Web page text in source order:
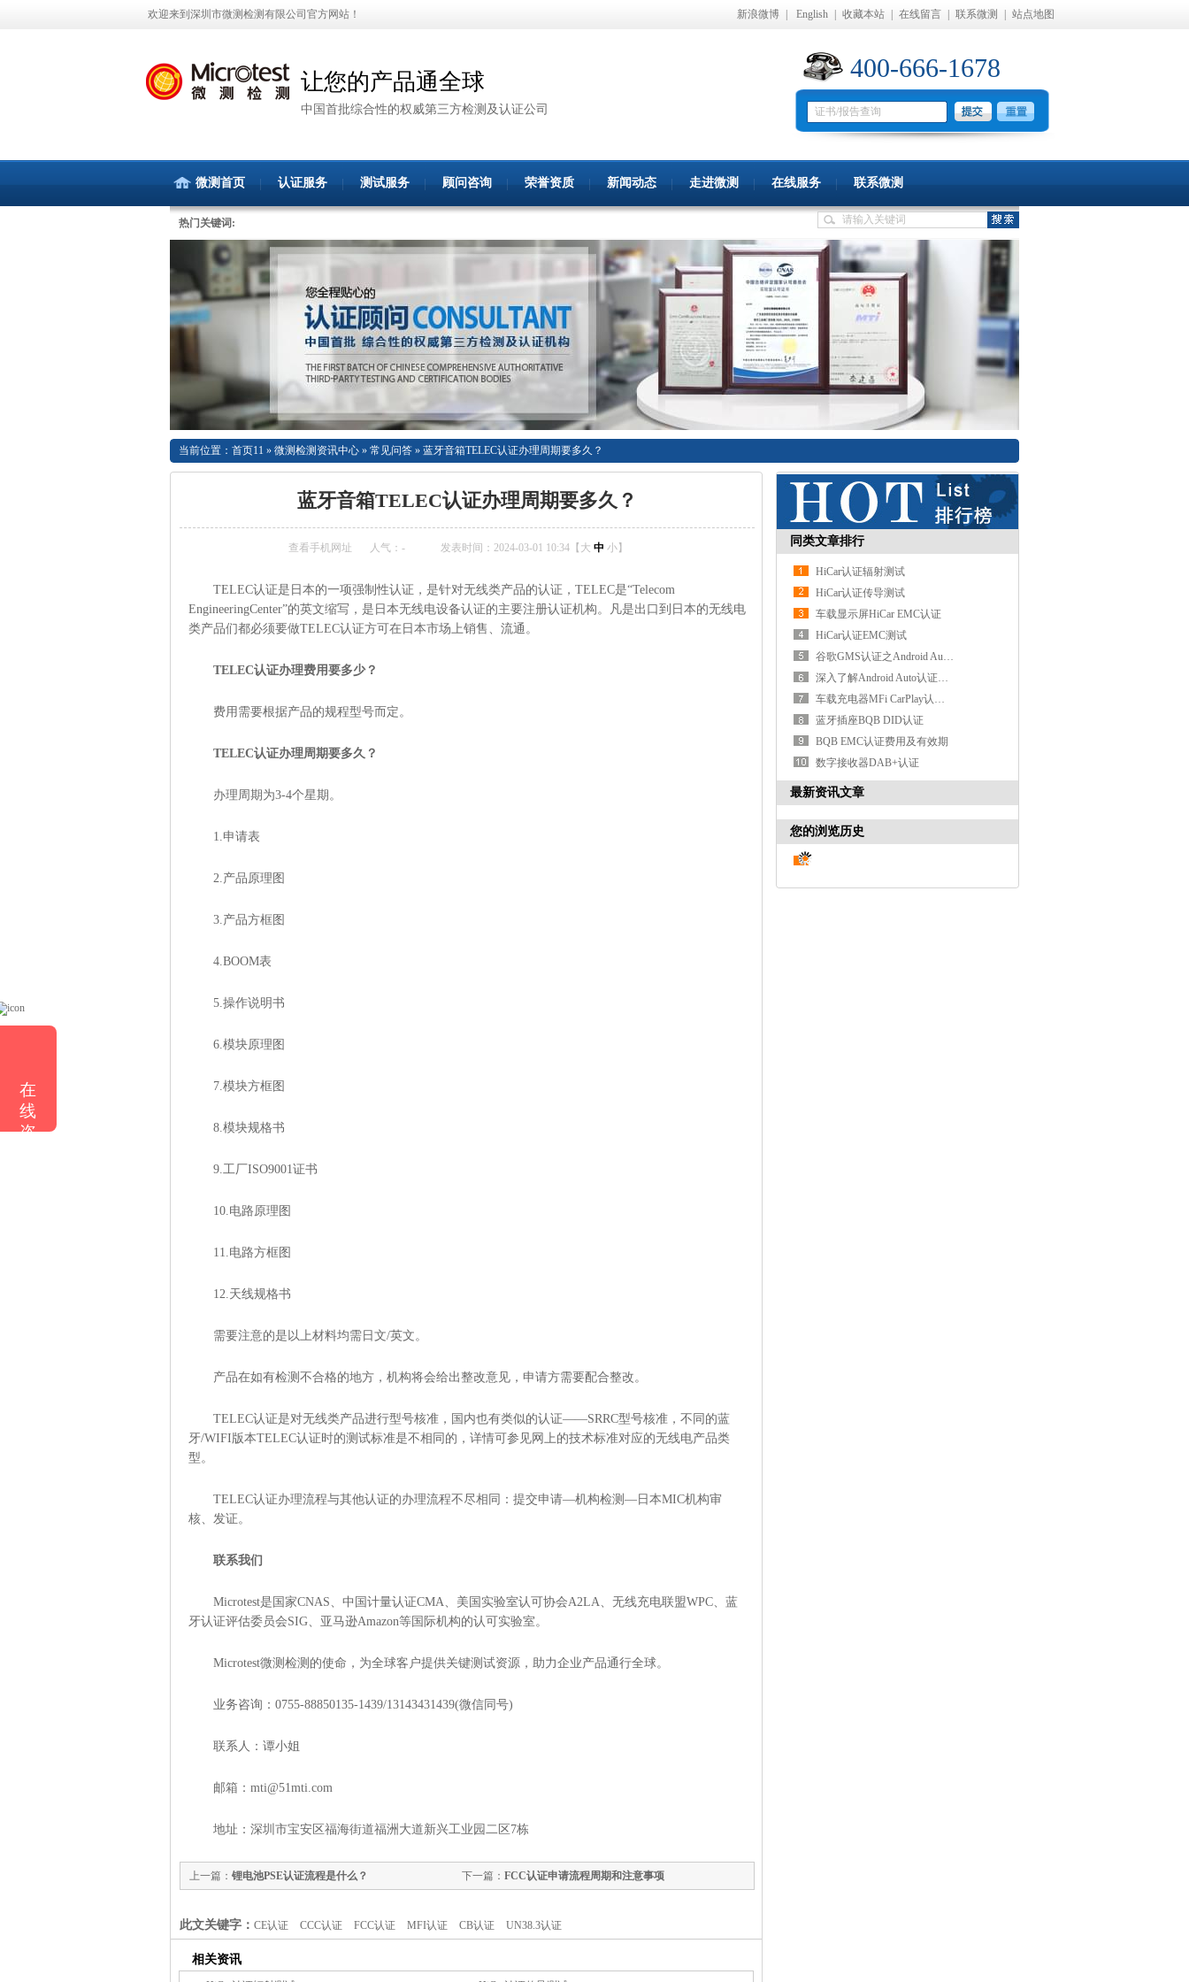
欢迎来到深圳市微测检测有限公司官方网站！ 新浪微博 English 收藏本站 在线留言 联系微测 站点地图
让您的产品通全球
中国首批综合性的权威第三方检测及认证公司
400-666-1678
微测首页 认证服务 测试服务 顾问咨询 荣誉资质 新闻动态 走进微测 在线服务 联系微测
热门关键词:
当前位置： 首页11 » 微测检测资讯中心 » 常见问答 » 蓝牙音箱TELEC认证办理周期要多久？
蓝牙音箱TELEC认证办理周期要多久？
查看手机网址 人气： - 发表时间：2024-03-01 10:34【 大 中 小】
TELEC认证是日本的一项强制性认证，是针对无线类产品的认证，TELEC是“Telecom
EngineeringCenter”的英文缩写，是日本无线电设备认证的主要注册认证机构。凡是出口到日本的无线电
类产品们都必须要做TELEC认证方可在日本市场上销售、流通。
TELEC认证办理费用要多少？
费用需要根据产品的规程型号而定。
TELEC认证办理周期要多久？
办理周期为3-4个星期。
1.申请表
2.产品原理图
3.产品方框图
4.BOOM表
5.操作说明书
6.模块原理图
7.模块方框图
8.模块规格书
9.工厂ISO9001证书
10.电路原理图
11.电路方框图
12.天线规格书
需要注意的是以上材料均需日文/英文。
产品在如有检测不合格的地方，机构将会给出整改意见，申请方需要配合整改。
TELEC认证是对无线类产品进行型号核准，国内也有类似的认证——SRRC型号核准，不同的蓝
牙/WIFI版本TELEC认证时的测试标准是不相同的，详情可参见网上的技术标准对应的无线电产品类
型。
TELEC认证办理流程与其他认证的办理流程不尽相同：提交申请—机构检测—日本MIC机构审
核、发证。
联系我们
Microtest是国家CNAS、中国计量认证CMA、美国实验室认可协会A2LA、无线充电联盟WPC、蓝
牙认证评估委员会SIG、亚马逊Amazon等国际机构的认可实验室。
Microtest微测检测的使命，为全球客户提供关键测试资源，助力企业产品通行全球。
业务咨询：0755-88850135-1439/13143431439(微信同号)
联系人：谭小姐
邮箱：mti@51mti.com
地址：深圳市宝安区福海街道福洲大道新兴工业园二区7栋
下一篇： FCC认证申请流程周期和注意事项
上一篇： 锂电池PSE认证流程是什么？
此文关键字： CE认证 CCC认证 FCC认证 MFI认证 CB认证 UN38.3认证
相关资讯
同类文章排行
HiCar认证辐射测试
HiCar认证传导测试
车载显示屏HiCar EMC认证
HiCar认证EMC测试
谷歌GMS认证之Android Auto认证
深入了解Android Auto认证及其功能
车载充电器MFi CarPlay认证费用
蓝牙插座BQB DID认证
BQB EMC认证费用及有效期
数字接收器DAB+认证
最新资讯文章
您的浏览历史
在
线
咨